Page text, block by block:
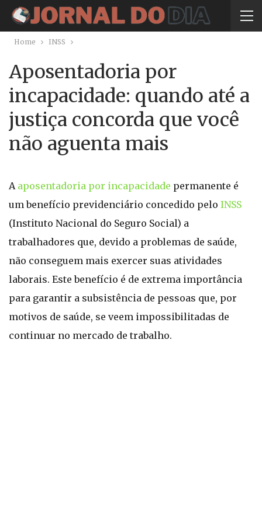
Home INSS
Aposentadoria por
incapacidade: quando até a
justiça concorda que você
não aguenta mais
A aposentadoria por incapacidade permanente é
um benefício previdenciário concedido pelo INSS
(Instituto Nacional do Seguro Social) a
trabalhadores que, devido a problemas de saúde,
não conseguem mais exercer suas atividades
laborais. Este benefício é de extrema importância
para garantir a subsistência de pessoas que, por
motivos de saúde, se veem impossibilitadas de
continuar no mercado de trabalho.